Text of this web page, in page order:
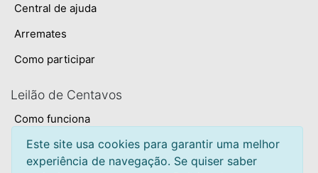
Central de ajuda
Arremates
Como participar
Leilão de Centavos
Como funciona
Termos e condições
Privacidade
Este site usa cookies para garantir uma melhor
experiência de navegação. Se quiser saber